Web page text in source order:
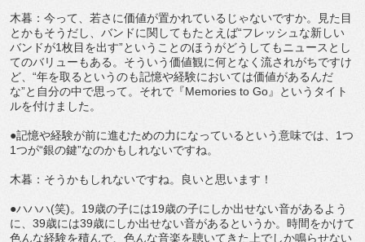
木暮：今って、若さに価値が置かれているじゃないですか。見た目
とかもそうだし、バンドに関してもたとえば“フレッシュな新しい
バンドが1枚目を出す”ということのほうがどうしてもニュースとし
てのバリューもある。そういう価値観に何となく流されがちですけ
ど、“年を取るというのも記憶や経験においては価値があるんだ
な”と自分の中で思って。それで『Memories to Go』というタイト
ルを付けました。
●記憶や経験が前に進むための力になっているという意味では、1つ
1つが“銀の鍵”なのかもしれないですね。
木暮：そうかもしれないですね。良いと思います！
●ハハハ(笑)。19歳の子には19歳の子にしか出せない音があるよう
に、39歳には39歳にしか出せない音があるというか。時間をかけて
色んな経験を積んで、色んな音楽を聴いてきた上でしか鳴らせない